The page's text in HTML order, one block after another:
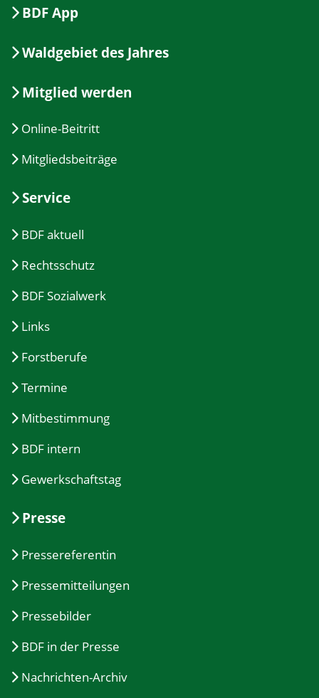
BDF App
Waldgebiet des Jahres
Mitglied werden
Online-Beitritt
Mitgliedsbeiträge
Service
BDF aktuell
Rechtsschutz
BDF Sozialwerk
Links
Forstberufe
Termine
Mitbestimmung
BDF intern
Gewerkschaftstag
Presse
Pressereferentin
Pressemitteilungen
Pressebilder
BDF in der Presse
Nachrichten-Archiv